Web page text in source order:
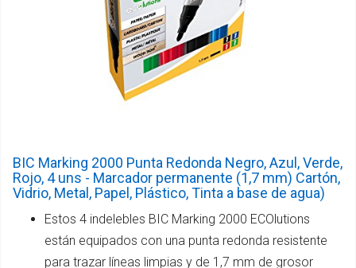
BIC Marking 2000 Punta Redonda Negro, Azul, Verde,
Rojo, 4 uns - Marcador permanente (1,7 mm) Cartón,
Vidrio, Metal, Papel, Plástico, Tinta a base de agua)
Estos 4 indelebles BIC Marking 2000 ECOlutions
están equipados con una punta redonda resistente
para trazar líneas limpias y de 1,7 mm de grosor